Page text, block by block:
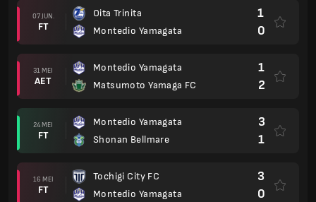
07 JUN.
FT
Oita Trinita
Montedio Yamagata
1
0
31 MEI
AET
Montedio Yamagata
Matsumoto Yamaga FC
1
2
24 MEI
FT
Montedio Yamagata
Shonan Bellmare
3
1
16 MEI
FT
Tochigi City FC
Montedio Yamagata
3
0